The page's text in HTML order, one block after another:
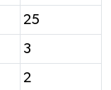
25
3
2